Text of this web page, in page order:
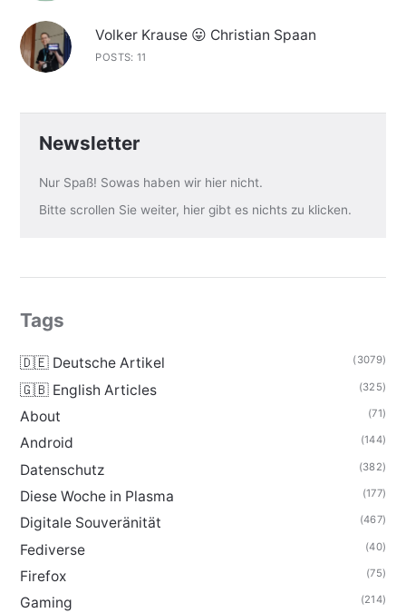
Volker Krause 😛 Christian Spaan
POSTS: 11
Newsletter
Nur Spaß! Sowas haben wir hier nicht.
Bitte scrollen Sie weiter, hier gibt es nichts zu klicken.
Tags
🇩🇪 Deutsche Artikel (3079)
🇬🇧 English Articles (325)
About (71)
Android (144)
Datenschutz (382)
Diese Woche in Plasma (177)
Digitale Souveränität (467)
Fediverse (40)
Firefox (75)
Gaming (214)